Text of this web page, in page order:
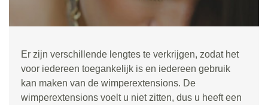
Er zijn verschillende lengtes te verkrijgen, zodat het
voor iedereen toegankelijk is en iedereen gebruik
kan maken van de wimperextensions. De
wimperextensions voelt u niet zitten, dus u heeft een